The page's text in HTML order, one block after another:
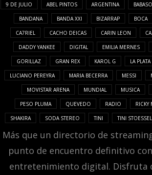
9 DE JULIO ABEL PINTOS ARGENTINA
BANDANA BANDA XXI BIZARRAP BOCA
CA7RIEL CACHO DEICAS CARIN LEON
DADDY YANKEE DIGITAL EMILIA MERNES
GORILLAZ GRAN REX KAROL G LA PLATA
LUCIANO PEREYRA MARIA BECERRA MESSI
MOVISTAR ARENA MUNDIAL MUSICA
PESO PLUMA QUEVEDO RADIO RICKY
SHAKIRA SODA STEREO TINI TINI STOESSEL
Más que un directorio de
punto de encuentro definitivo
entretenimiento digital. Disfruta